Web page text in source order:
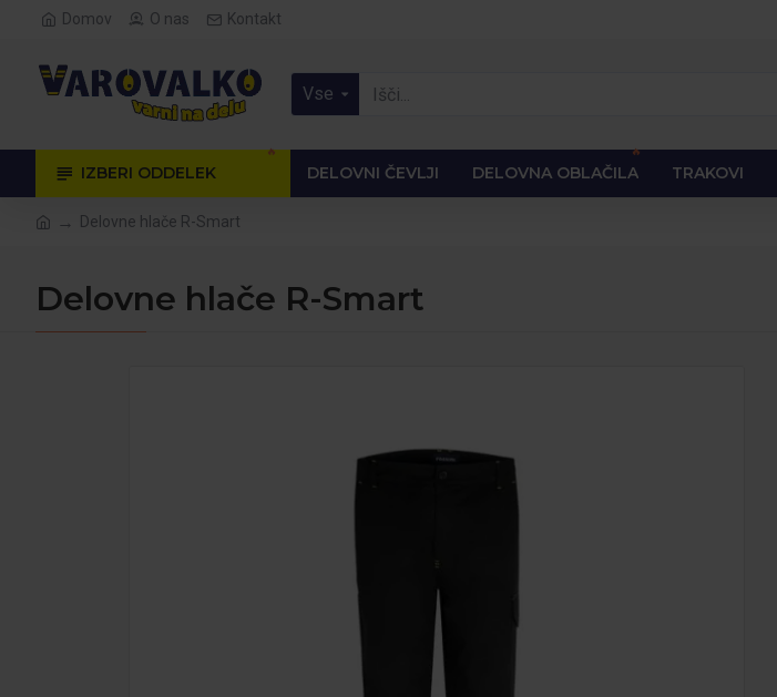
Domov O nas Kontakt
Vse
IZBERI ODDELEK
🔥
DELOVNI ČEVLJI DELOVNA OBLAČILA
🔥
TRAKOVI
Delovne hlače R-Smart
Delovne hlače R-Smart